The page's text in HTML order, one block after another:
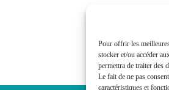
Pour offrir les
stocker et/ou accéder
permettra de traiter des
Le fait de ne pas
caractéristiques et